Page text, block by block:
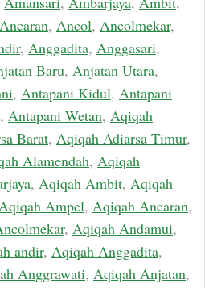
Ancaran, Ancol, Ancolmekar,
, Anggadita, Anggasari,
Baru, Anjatan Utara,
, Antapani Kidul, Antapani
, Antapani Wetan, Aqiqah
Barat, Aqiqah Adiarsa Timur,
Alamendah, Aqiqah
, Aqiqah Ambit, Aqiqah
Ampel, Aqiqah Ancaran,
, Aqiqah Andamui,
andir, Aqiqah Anggadita,
Anggrawati, Aqiqah Anjatan,